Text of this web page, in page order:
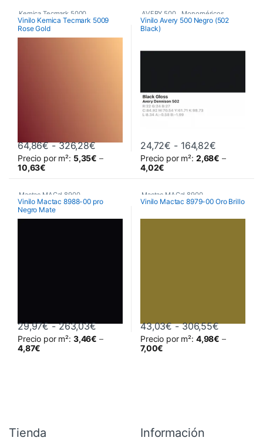
Kemica Tecmark 5000
Poliméricos
Vinilo Kemica Tecmark 5009
Rose Gold
64,86€ - 326,28€Rango de precios: desde 64,86€
Precio por m²: 5,35€ –
10,63€
Este producto tiene múltiples variantes. Las opciones se
AVERY 500 Monoméricos
Vinilos De Corte
Vinilo Avery 500 Negro (502
Black)
24,72€ - 164,82€Rango de
Precio por m²: 2,68€ –
4,02€
Este producto tiene múltiples
Mactac MACal 8900
Monoméricos
Vinilo Mactac 8988-00 pro
Negro Mate
29,97€ - 263,03€Rango de precios: desde 29,97€
Precio por m²: 3,46€ –
4,87€
Este producto tiene múltiples variantes. Las opciones se
Mactac MACal 8900
Vinilo Mactac 8979-00 Oro Brillo
43,03€ - 306,55€Rango
Precio por m²: 4,98€ –
7,00€
Este producto tiene múltiples
Tienda Información